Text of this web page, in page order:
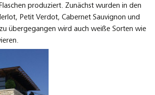
produziert. Zunächst wurden in den
Petit Verdot, Cabernet Sauvignon und
übergegangen wird auch weiße Sorten wie